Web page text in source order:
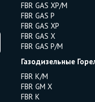
FBR GAS XP/M
FBR GAS P
FBR GAS XP
FBR GAS X
FBR GAS P/M
Газодизельные
FBR K/M
FBR GM X
FBR K